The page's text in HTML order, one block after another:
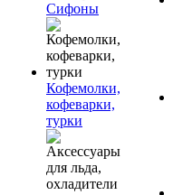
Сифоны
Кофемолки,
кофеварки,
турки